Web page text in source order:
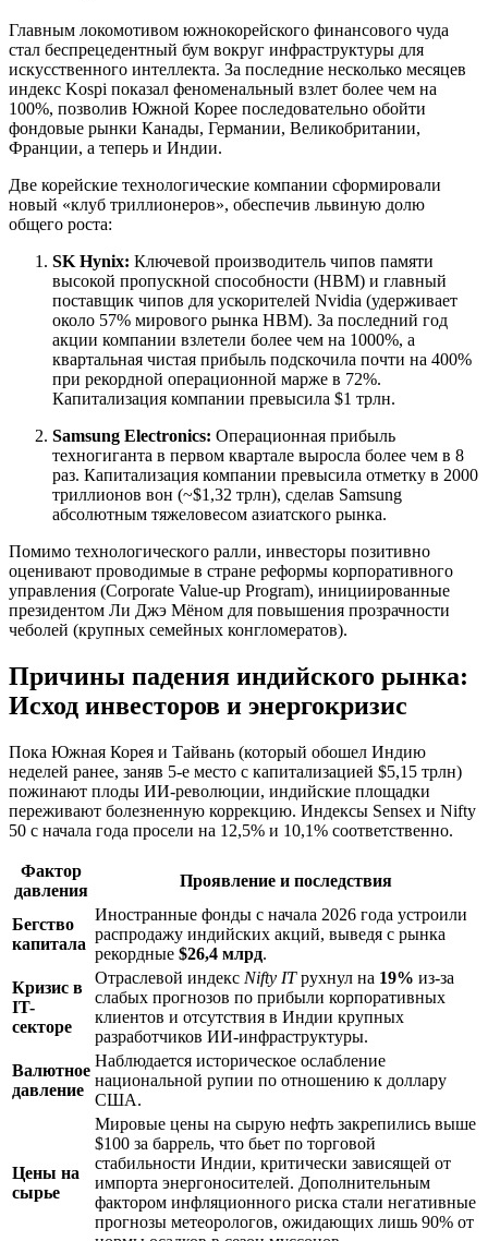
Главным локомотивом южнокорейского финансового чуда
стал беспрецедентный бум вокруг инфраструктуры для
искусственного интеллекта. За последние несколько месяцев
индекс Kospi показал феноменальный взлет более чем на
100%, позволив Южной Корее последовательно обойти
фондовые рынки Канады, Германии, Великобритании,
Франции, а теперь и Индии.
Две корейские технологические компании сформировали
новый «клуб триллионеров», обеспечив львиную долю
общего роста:
SK Hynix: Ключевой производитель чипов памяти
высокой пропускной способности (HBM) и главный
поставщик чипов для ускорителей Nvidia (удерживает
около 57% мирового рынка HBM). За последний год
акции компании взлетели более чем на 1000%, а
квартальная чистая прибыль подскочила почти на 400%
при рекордной операционной марже в 72%.
Капитализация компании превысила $1 трлн.
Samsung Electronics: Операционная прибыль
техногиганта в первом квартале выросла более чем в 8
раз. Капитализация компании превысила отметку в 2000
триллионов вон (~$1,32 трлн), сделав Samsung
абсолютным тяжеловесом азиатского рынка.
Помимо технологического ралли, инвесторы позитивно
оценивают проводимые в стране реформы корпоративного
управления (Corporate Value-up Program), инициированные
президентом Ли Джэ Мёном для повышения прозрачности
чеболей (крупных семейных конгломератов).
Причины падения индийского рынка:
Исход инвесторов и энергокризис
Пока Южная Корея и Тайвань (который обошел Индию
неделей ранее, заняв 5-е место с капитализацией $5,15 трлн)
пожинают плоды ИИ-революции, индийские площадки
переживают болезненную коррекцию. Индексы Sensex и Nifty
50 с начала года просели на 12,5% и 10,1% соответственно.
Фактор
давления
Проявление и последствия
Бегство
капитала
Иностранные фонды с начала 2026 года устроили
распродажу индийских акций, выведя с рынка
рекордные $26,4 млрд.
Кризис в
IT-
секторе
Отраслевой индекс Nifty ITрухнул на 19% из-за
слабых прогнозов по прибыли корпоративных
клиентов и отсутствия в Индии крупных
разработчиков ИИ-инфраструктуры.
Валютное
давление
Наблюдается историческое ослабление
национальной рупии по отношению к доллару
США.
Цены на
сырье
Мировые цены на сырую нефть закрепились выше
$100 за баррель, что бьет по торговой
стабильности Индии, критически зависящей от
импорта энергоносителей. Дополнительным
фактором инфляционного риска стали негативные
прогнозы метеорологов, ожидающих лишь 90% от